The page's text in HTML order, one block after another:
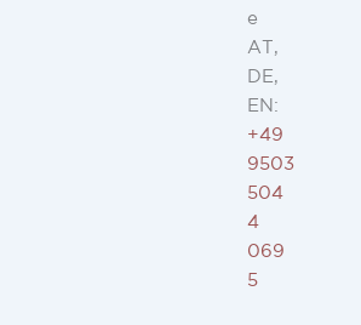
e
AT,
DE,
EN:
+49
9503
504
4
069
5